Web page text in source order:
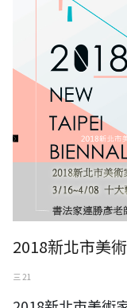
2018新北市美
三 21